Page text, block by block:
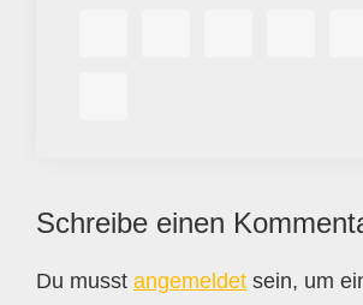
Leser-
Schreibe einen
Du musst angemeldet sein, um